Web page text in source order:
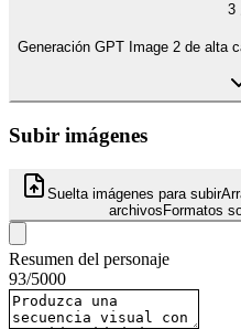
3
Generación GPT Image 2 de alta
Subir imágenes
Suelta imágenes para subir
archivosFormatos
Resumen del personaje
93/5000